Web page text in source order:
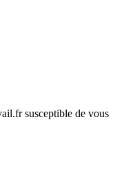
susceptible de vous